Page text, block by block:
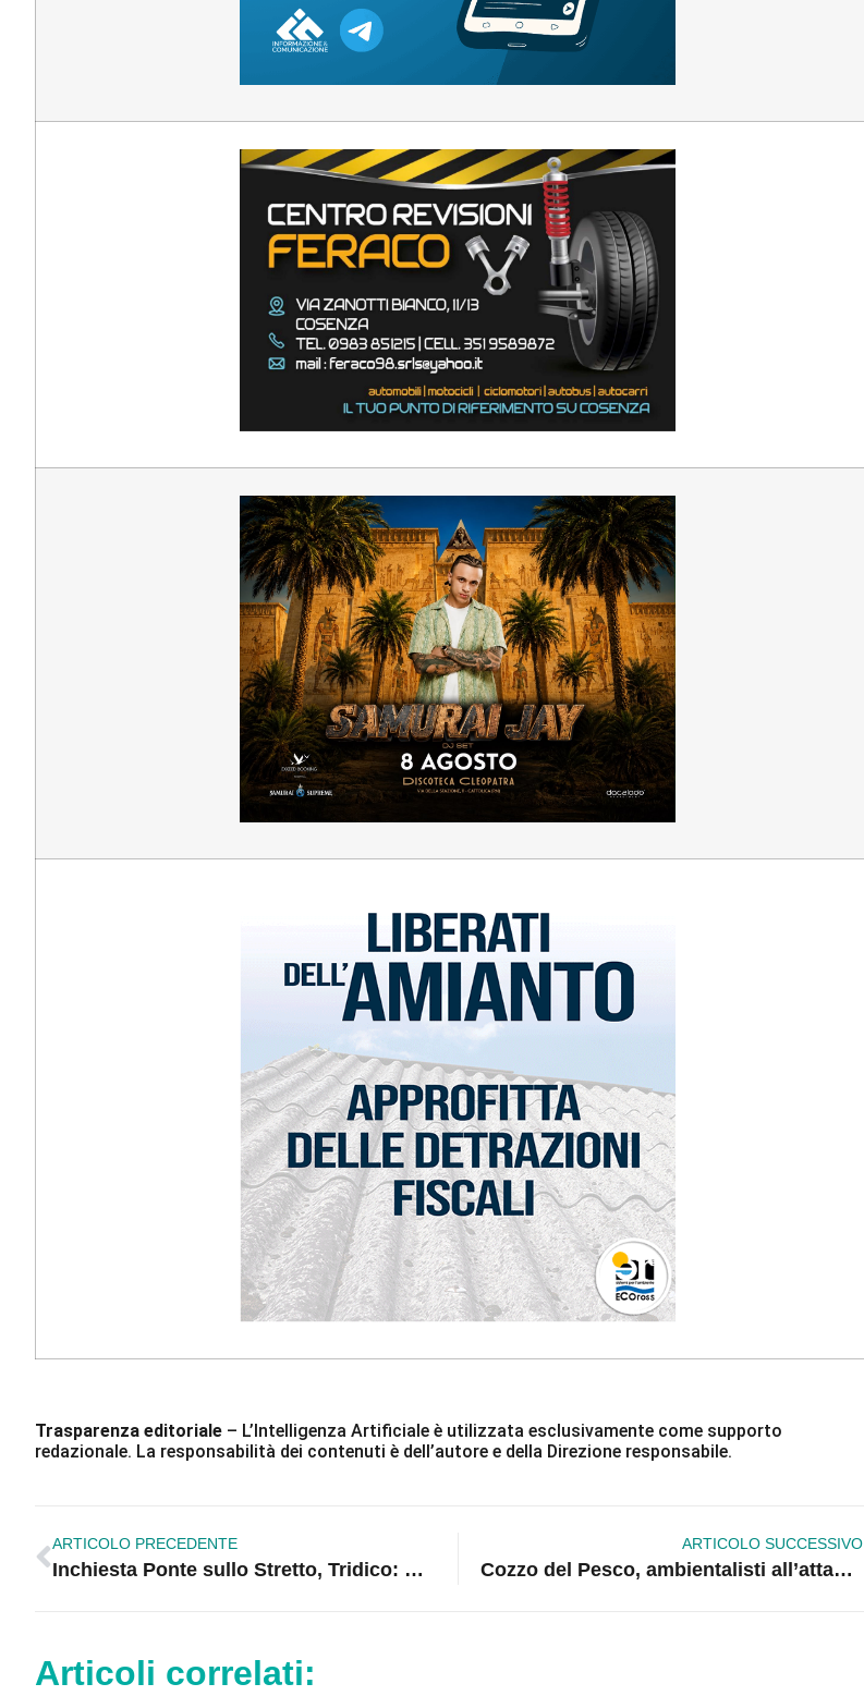
Trasparenza editoriale – L’Intelligenza Artificiale è utilizzata esclusivamente come supporto
redazionale. La responsabilità dei contenuti è dell’autore e della Direzione responsabile.
ARTICOLO PRECEDENTE
Inchiesta Ponte sullo Stretto, Tridico: Hanno provato a truccare la partita. A Salvini non resta che dimettersi
ARTICOLO SUCCESSIVO
Cozzo del Pesco, ambientalisti all’attacco: «Il sindaco spieghi perché si abbattono gli alberi»
Articoli correlati: